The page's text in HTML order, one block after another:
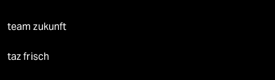
team zukunft
taz frisch